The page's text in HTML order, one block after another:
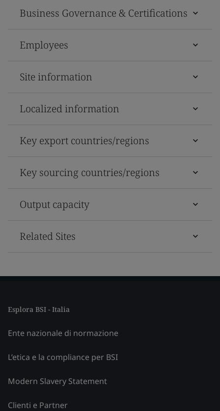
Business Governance & Certifications
Employees
Site information
Localized information
Key export countries/regions
Key sourcing countries/regions
Output capacity
Related Sites
Esplora BSI - Italia
Ente nazionale di normazione
L’etica e la compliance per BSI
Modern Slavery Statement
Clienti e Partner